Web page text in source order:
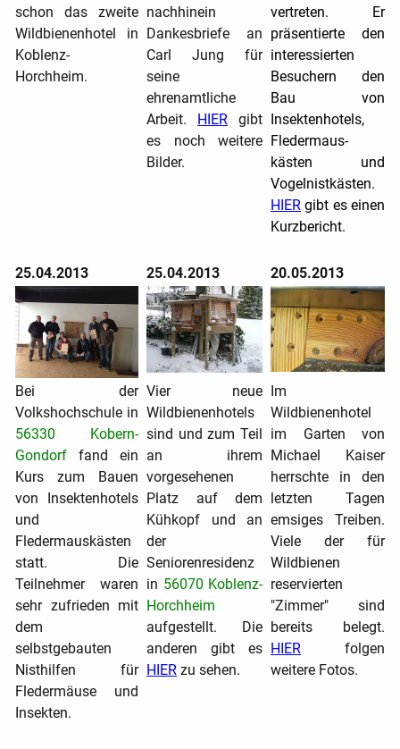
schon das zweite
Wildbienenhotel in
Koblenz-
Horchheim.
nachhinein
Dankesbriefe an
Carl Jung für
seine
ehrenamtliche
Arbeit. HIER gibt
es noch weitere
Bilder.
vertreten. Er
präsentierte den
interessierten
Besuchern den
Bau von
Insektenhotels,
Fledermaus-
kästen und
Vogelnistkästen.
HIER gibt es einen
Kurzbericht.
25.04.2013 25.04.2013 20.05.2013
Bei der
Volkshochschule in
56330 Kobern-
Gondorf fand ein
Kurs zum Bauen
von Insektenhotels
und
Fledermauskästen
statt. Die
Teilnehmer waren
sehr zufrieden mit
dem
selbstgebauten
Nisthilfen für
Fledermäuse und
Insekten.
Vier neue
Wildbienenhotels
sind und zum Teil
an ihrem
vorgesehenen
Platz auf dem
Kühkopf und an
der
Seniorenresidenz
in 56070 Koblenz-
Horchheim
aufgestellt. Die
anderen gibt es
HIER zu sehen.
Im
Wildbienenhotel
im Garten von
Michael Kaiser
herrschte in den
letzten Tagen
emsiges Treiben.
Viele der für
Wildbienen
reservierten
"Zimmer" sind
bereits belegt.
HIER folgen
weitere Fotos.